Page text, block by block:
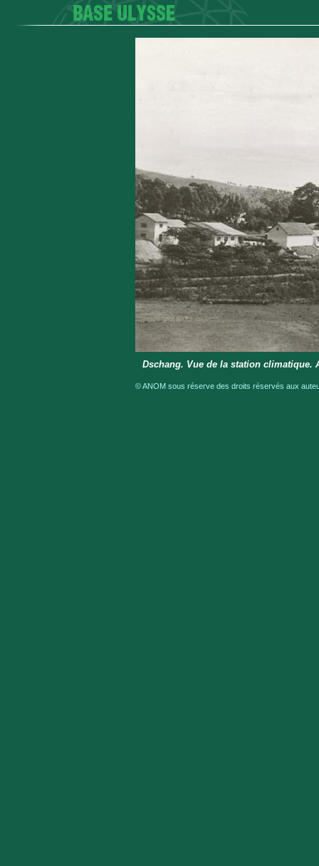
Dschang. Vue de la station climatique.
© ANOM sous réserve des droits réservés aux